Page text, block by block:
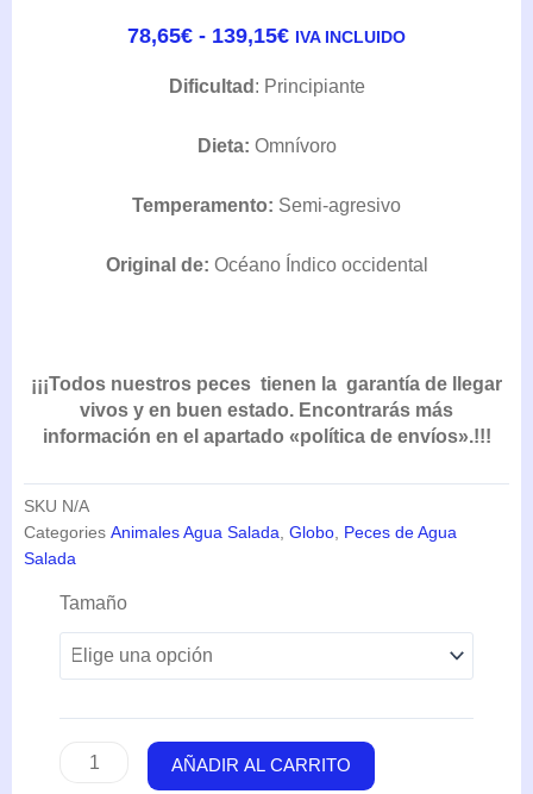
78,65€ - 139,15€DE
DESDE
HASTA
IVA INCLUIDO
Dificultad : Principiante
Dieta: Omnívoro
Temperamento: Semi-agresivo
Original de: Océano Índico occidental
¡¡¡Todos nuestros peces tienen la garantía de llegar
vivos y en buen estado. Encontrarás más
información en el apartado «política de envíos».!!!
SKU N/A
Categories Animales Agua Salada Globo Peces de Agua
Salada
Tamaño
Arothron
(Cara
Perro)
AÑADIR AL CARRITO